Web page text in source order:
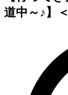
道中～♪】